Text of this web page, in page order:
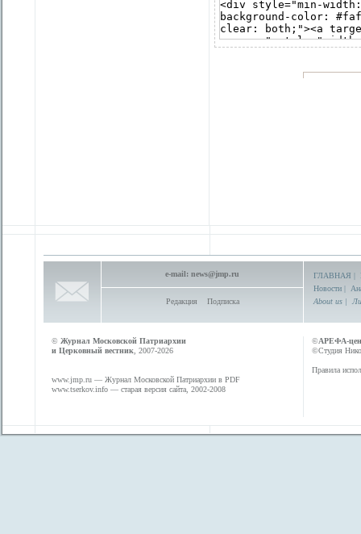
e-mail: news@jmp.ru
Редакция Подписка
ГЛАВНАЯ |
Новости |
About us |
© Журнал Московской Патриархии
и Церковный вестник , 2007-2026
www.jmp.ru — Журнал Московской Патриархии в PDF
www.tserkov.info — старая версия сайта, 2002-2008
©АРЕФА-
©Студия
Правила